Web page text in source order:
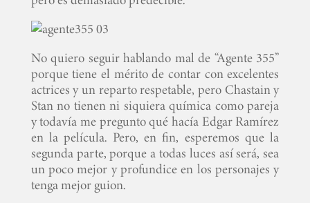
No quiero seguir hablando mal de “Agente 355”
porque tiene el mérito de contar con excelentes
actrices y un reparto respetable, pero Chastain y
Stan no tienen ni siquiera química como pareja
y todavía me pregunto qué hacía Edgar Ramírez
en la película. Pero, en fin, esperemos que la
segunda parte, porque a todas luces así será, sea
un poco mejor y profundice en los personajes y
tenga mejor guion.